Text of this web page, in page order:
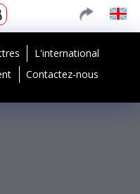
L'international
Contactez-nous